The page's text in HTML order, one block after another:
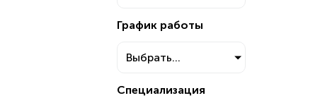
График работы
Выбрать...
Специализация